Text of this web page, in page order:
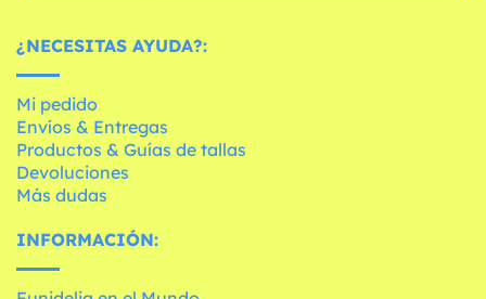
¿NECESITAS AYUDA?:
Mi pedido
Envíos & Entregas
Productos & Guías de tallas
Devoluciones
Más dudas
INFORMACIÓN: